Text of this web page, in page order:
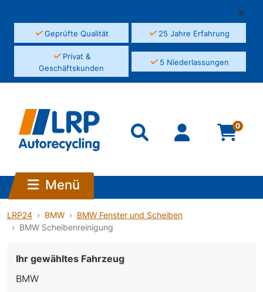
✓Geprüfte Qualität ✓25 Jahre Erfahrung
✓Privat &
Geschäftskunden
✓5 Niederlassungen
0
Menü
LRP24 BMW
BMW Fenster und Scheiben
BMW Scheibenreinigung
Ihr gewähltes Fahrzeug
BMW